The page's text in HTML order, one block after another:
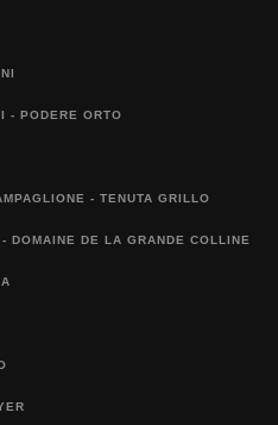
- PODERE ORTO
- TENUTA GRILLO
DOMAINE DE LA GRANDE COLLINE